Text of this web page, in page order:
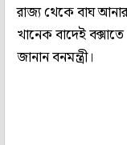
রাজ্য থেকে বাঘ
খানেক বাদেই বক্সাতে
জানান বনমন্ত্রী।